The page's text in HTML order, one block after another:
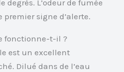
degrés. L’odeur de fumée
premier signe d’alerte.
fonctionne-t-il ?
est un excellent
Dilué dans de l’eau